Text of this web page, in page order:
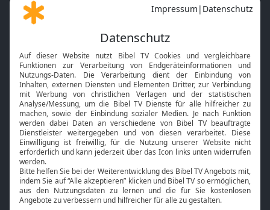
Gott und Bibel erklärt
Neuigkeiten
Mobile App
Smart TV
HbbTV
Bibelthek Online-Bibel
Nächster Gottesdienst
Bibel TV
Über uns
Jobs
Service
Kontakt
TV-Empfang